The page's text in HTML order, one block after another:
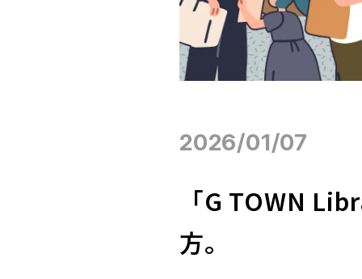
2026/01/07
「G TOWN
方。